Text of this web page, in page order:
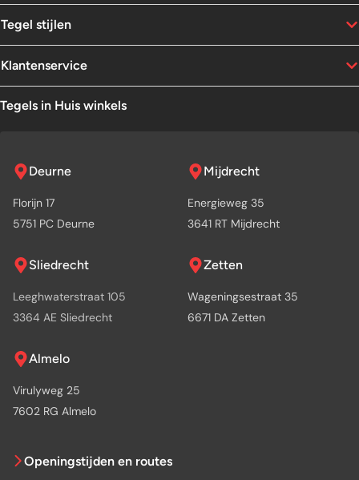
Tegel stijlen
Klantenservice
Tegels in Huis winkels
Deurne
Florijn 17
5751 PC Deurne
Mijdrecht
Energieweg 35
3641 RT Mijdrecht
Sliedrecht
Leeghwaterstraat 105
3364 AE Sliedrecht
Zetten
Wageningsestraat 35
6671 DA Zetten
Almelo
Virulyweg 25
7602 RG Almelo
Openingstijden en routes